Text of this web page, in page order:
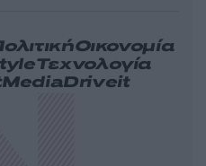
Οικονομία
Τεχνολογία
MediaDriveit